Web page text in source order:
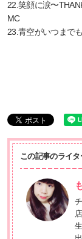
22.笑顔に涙〜
MC
23.青空がいつまで
この記事のライタ